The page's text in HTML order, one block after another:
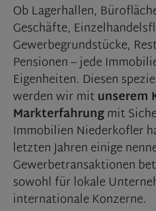
Ob Lagerhallen,
Geschäfte,
Gewerbegrundstücke,
Pensionen – jede
Eigenheiten. Diesen
werden wir mitunserem
Markterfahrungmit
Immobilien Niederkofler
letzten Jahren einige
Gewerbetransaktionen
sowohl für lokale
internationale Konzerne.